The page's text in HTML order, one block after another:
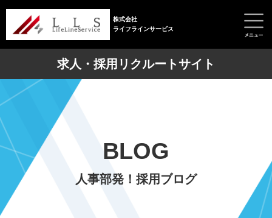
株式会社
ライフラインサービス
求人・採用リクルートサイト
BLOG
人事部発！採用ブログ